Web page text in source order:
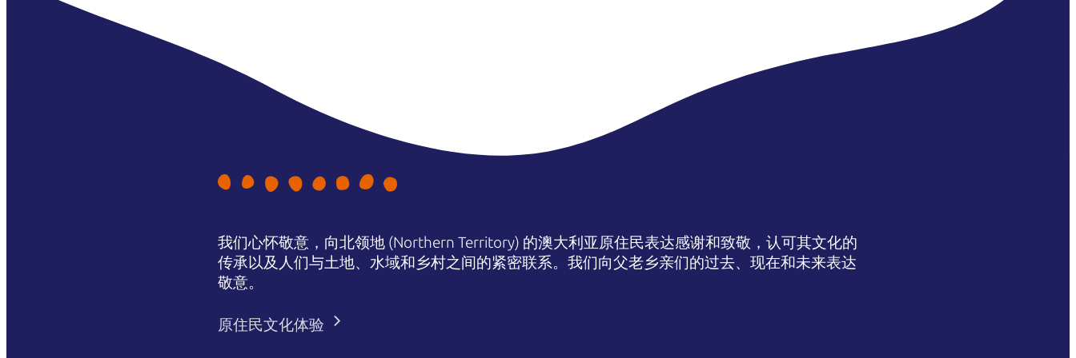
我们心怀敬意，向北领地 (Northern Territory) 的澳大利亚原住民表达感谢和致敬，认可其文化的
传承以及人们与土地、水域和乡村之间的紧密联系。我们向父老乡亲们的过去、现在和未来表达
敬意。
原住民文化体验